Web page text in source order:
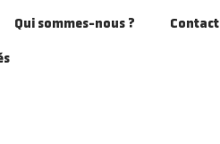
Qui sommes-nous ? Contact